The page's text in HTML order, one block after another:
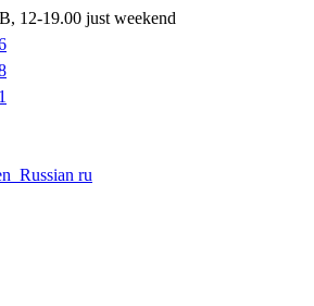
12-19.00 just weekend
Russian ru